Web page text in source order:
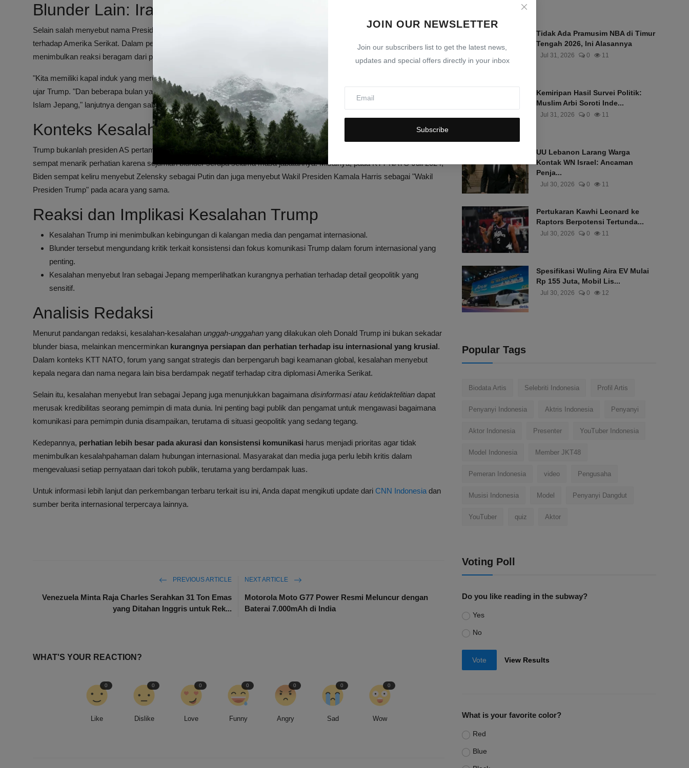
JOIN OUR NEWSLETTER
Join our subscribers list to get the latest news,
updates and special offers directly in your inbox
Subscribe
Blunder Lain: Iran Disebut Jepang
Selain salah menyebut nama Presiden Ukraina, Trump juga melakukan kesalahan lain saat membicarakan serangan Iran
terhadap Amerika Serikat. Dalam pernyataannya, Trump menyebut Iran sebagai "Republik Islam Jepang," yang
menimbulkan reaksi beragam dari para hadirin.
"Kita memiliki kapal induk yang merupakan salah satu yang terindah di dunia, salah satu yang terbesar, Abraham Lincoln,"
ujar Trump. "Dan beberapa bulan yang lalu, seperti yang saya ceritakan sebelumnya, kita dihujani 111 rudal oleh Republik
Islam Jepang," lanjutnya dengan salah menyebut Iran.
Konteks Kesalahan Presiden Amerika Dalam Pidato
Trump bukanlah presiden AS pertama yang melakukan kesalahan ucapan di depan publik. Pendahulunya, Joe Biden, juga
sempat menarik perhatian karena sejumlah blunder serupa selama masa jabatannya. Misalnya, pada KTT NATO Juli 2024,
Biden sempat keliru menyebut Zelensky sebagai Putin dan juga menyebut Wakil Presiden Kamala Harris sebagai "Wakil
Presiden Trump" pada acara yang sama.
Reaksi dan Implikasi Kesalahan Trump
Kesalahan Trump ini menimbulkan kebingungan di kalangan media dan pengamat internasional.
Blunder tersebut mengundang kritik terkait konsistensi dan fokus komunikasi Trump dalam forum internasional yang
penting.
Kesalahan menyebut Iran sebagai Jepang memperlihatkan kurangnya perhatian terhadap detail geopolitik yang
sensitif.
Analisis Redaksi
Menurut pandangan redaksi, kesalahan-kesalahan unggah-unggahan yang dilakukan oleh Donald Trump ini bukan sekadar
blunder biasa, melainkan mencerminkan kurangnya persiapan dan perhatian terhadap isu internasional yang krusial.
Dalam konteks KTT NATO, forum yang sangat strategis dan berpengaruh bagi keamanan global, kesalahan menyebut
kepala negara dan nama negara lain bisa berdampak negatif terhadap citra diplomasi Amerika Serikat.
Selain itu, kesalahan menyebut Iran sebagai Jepang juga menunjukkan bagaimana disinformasi atau ketidaktelitian dapat
merusak kredibilitas seorang pemimpin di mata dunia. Ini penting bagi publik dan pengamat untuk mengawasi bagaimana
komunikasi para pemimpin dunia disampaikan, terutama di situasi geopolitik yang sedang tegang.
Kedepannya, perhatian lebih besar pada akurasi dan konsistensi komunikasi harus menjadi prioritas agar tidak
menimbulkan kesalahpahaman dalam hubungan internasional. Masyarakat dan media juga perlu lebih kritis dalam
mengevaluasi setiap pernyataan dari tokoh publik, terutama yang berdampak luas.
Untuk informasi lebih lanjut dan perkembangan terbaru terkait isu ini, Anda dapat mengikuti update dari CNN Indonesia dan
sumber berita internasional terpercaya lainnya.
PREVIOUS ARTICLE
Venezuela Minta Raja Charles Serahkan 31 Ton Emas
yang Ditahan Inggris untuk Rek...
NEXT ARTICLE
Motorola Moto G77 Power Resmi Meluncur dengan
Baterai 7.000mAh di India
WHAT'S YOUR REACTION?
Like
0
Dislike
0
Love
0
Funny
0
Angry
0
Sad
0
Wow
0
Tidak Ada Pramusim NBA di Timur
Tengah 2026, Ini Alasannya
Jul 31, 2026 0 11
Kemiripan Hasil Survei Politik:
Muslim Arbi Soroti Inde...
Jul 31, 2026 0 11
UU Lebanon Larang Warga
Kontak WN Israel: Ancaman
Penja...
Jul 30, 2026 0 11
Pertukaran Kawhi Leonard ke
Raptors Berpotensi Tertunda...
Jul 30, 2026 0 11
Spesifikasi Wuling Aira EV Mulai
Rp 155 Juta, Mobil Lis...
Jul 30, 2026 0 12
Popular Tags
Biodata Artis Selebriti Indonesia Profil Artis
Penyanyi Indonesia Aktris Indonesia Penyanyi
Aktor Indonesia Presenter YouTuber Indonesia
Model Indonesia Member JKT48
Pemeran Indonesia video Pengusaha
Musisi Indonesia Model Penyanyi Dangdut
YouTuber quiz Aktor
Voting Poll
Do you like reading in the subway?
Yes
No
Vote View Results
What is your favorite color?
Red
Blue